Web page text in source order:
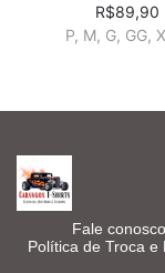
R$89,90
P, M, G, GG,
Fale conosco
Política de Troca e